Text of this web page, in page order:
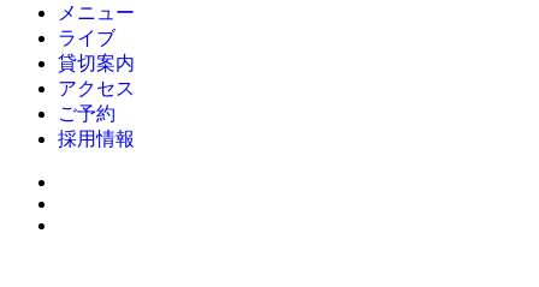
メニュー
ライブ
貸切案内
アクセス
ご予約
採用情報